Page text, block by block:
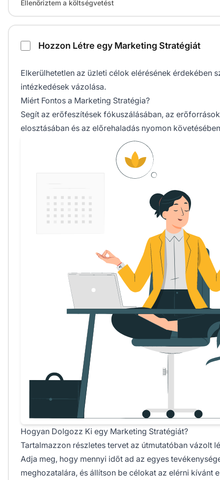
Ellenőriztem a költségvetést
Hozzon Létre egy Marketing Stratégiát
Elkerülhetetlen az üzleti célok elérésének érdekében
intézkedések vázolása.
Miért Fontos a Marketing Stratégia?
Segít az erőfeszítések fókuszálásában, az
elosztásában és az előrehaladás nyomon
Hogyan Dolgozz Ki egy Marketing Stratégiát?
Tartalmazzon részletes tervet az útmutatóban vázolt
Adja meg, hogy mennyi időt ad az egyes
meghozatalára, és állítson be célokat az elérni kívánt